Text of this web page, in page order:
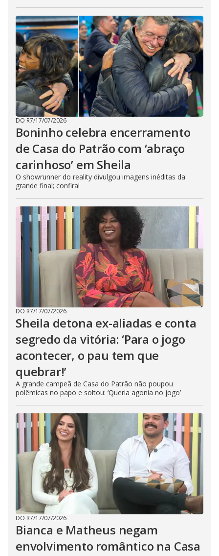
DO R7/17/07/2026
Boninho celebra encerramento
de Casa do Patrão com ‘abraço
carinhoso’ em Sheila
O showrunner do reality divulgou imagens inéditas da
grande final; confira!
DO R7/17/07/2026
Sheila detona ex-aliadas e conta
segredo da vitória: ‘Para o jogo
acontecer, o pau tem que
quebrar!’
A grande campeã de Casa do Patrão não poupou
polêmicas no papo e soltou: ‘Queria agonia no jogo’
DO R7/17/07/2026
Bianca e Matheus negam
envolvimento romântico na Casa